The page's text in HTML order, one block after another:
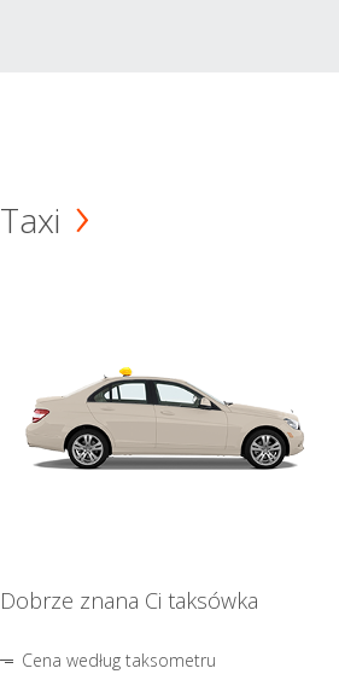
Taxi
Dobrze znana Ci taksówka
Cena według taksometru